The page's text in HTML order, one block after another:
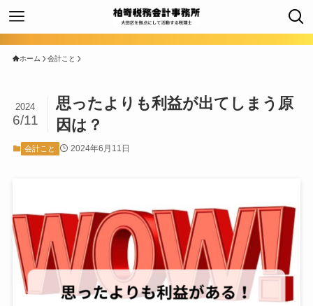
ホーム 会計こと
思ったよりも利益が出てしまう原
因は？
2024
6/11
会計こと 2024年6月11日